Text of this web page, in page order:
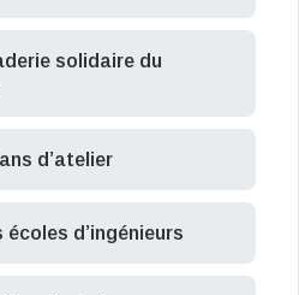
solidaire du
d’atelier
écoles d’ingénieurs